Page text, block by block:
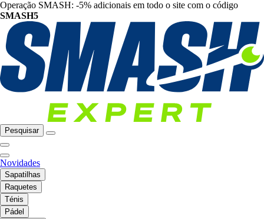
Operação SMASH: -5% adicionais em todo o site com o código
SMASH5
Pesquisar
Novidades
Sapatilhas
Raquetes
Ténis
Pádel